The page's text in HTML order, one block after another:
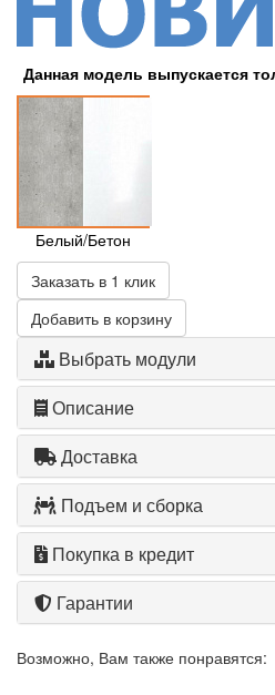
Данная модель выпускается
Белый/Бетон
Заказать в 1 клик
Добавить в корзину
Выбрать модули
Описание
Доставка
Подъем и сборка
Покупка в кредит
Гарантии
Возможно, Вам также понравятся: